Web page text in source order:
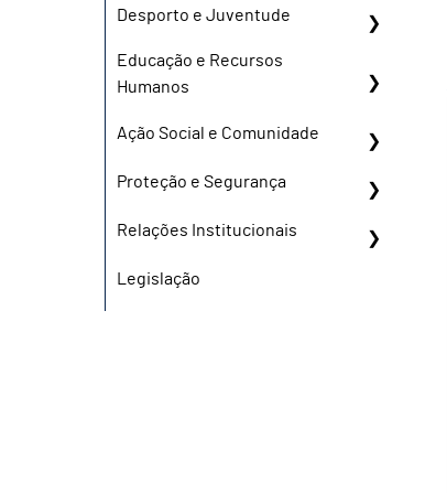
Desporto e Juventude
Educação e Recursos
Humanos
Ação Social e Comunidade
Proteção e Segurança
Relações Institucionais
Legislação